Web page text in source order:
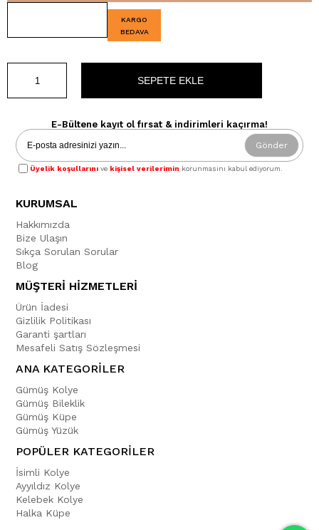
KARGO
BEDAVA
E-Bültene kayıt ol fırsat & indirimleri kaçırma!
Gönder
Üyelik koşullarını ve kişisel verilerimin korunmasını kabul ediyorum.
KURUMSAL
Hakkımızda
Bize Ulaşın
Sıkça Sorulan Sorular
Blog
MÜŞTERİ HİZMETLERİ
Ürün İadesi
Gizlilik Politikası
Garanti şartları
Mesafeli Satış Sözleşmesi
ANA KATEGORİLER
Gümüş Kolye
Gümüş Bileklik
Gümüş Küpe
Gümüş Yüzük
POPÜLER KATEGORİLER
İsimli Kolye
Ayyıldız Kolye
Kelebek Kolye
Halka Küpe